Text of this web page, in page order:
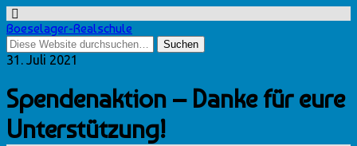
Boeselager-Realschule
31. Juli 2021
Spendenaktion – Danke für eure
Unterstützung!